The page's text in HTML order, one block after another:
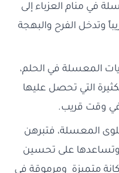
في منام العزباء إلى
وتدخل الفرح والبهجة
المعسلة في الحلم،
التي تحصل عليها
في وقت قريب.
المعسلة، فتبرهن
وتساعدها على تحسين
متميزة ومرموقة في